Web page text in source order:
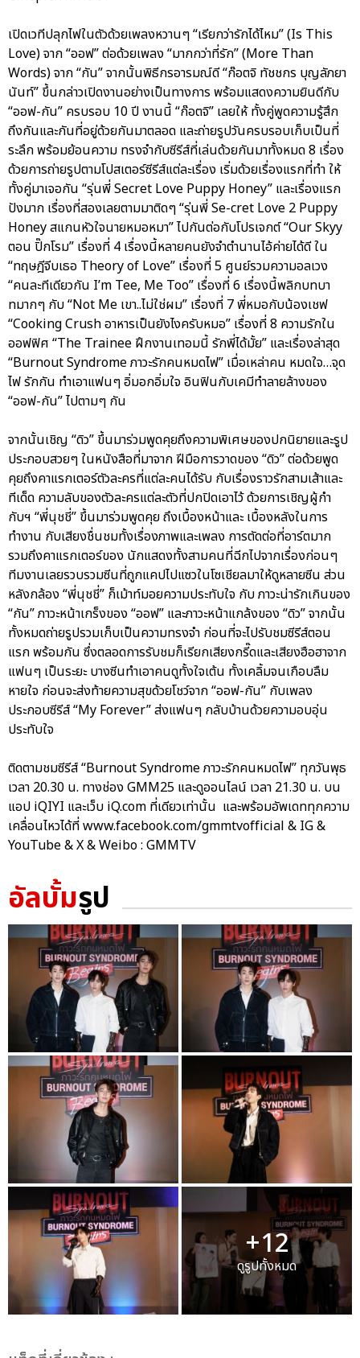
เปิดเวทีปลุกไฟในตัวด้วยเพลงหวานๆ “เรียกว่ารักได้ไหม” (Is This
Love) จาก “ออฟ” ต่อด้วยเพลง “มากกว่าที่รัก” (More Than
Words) จาก “กัน” จากนั้นพิธีกรอารมณ์ดี “ก๊อตจิ ทัชชกร บุญลัภยา
นันท์” ขึ้นกล่าวเปิดงานอย่างเป็นทางการ พร้อมแสดงความยินดีกับ
“ออฟ-กัน” ครบรอบ 10 ปี งานนี้ “ก๊อตจิ” เลยให้ ทั้งคู่พูดความรู้สึก
ถึงกันและกันที่อยู่ด้วยกันมาตลอด และถ่ายรูปวันครบรอบเก็บเป็นที่
ระลึก พร้อมย้อนความ ทรงจำกับซีรีส์ที่เล่นด้วยกันมาทั้งหมด 8 เรื่อง
ด้วยการถ่ายรูปตามโปสเตอร์ซีรีส์แต่ละเรื่อง เริ่มด้วยเรื่องแรกที่ทำ ให้
ทั้งคู่มาเจอกัน “รุ่นพี่ Secret Love Puppy Honey” และเรื่องแรก
ปังมาก เรื่องที่สองเลยตามมาติดๆ “รุ่นพี่ Se-cret Love 2 Puppy
Honey สแกนหัวใจนายหมอหมา” ไปกันต่อกับโปรเจกต์ “Our Skyy
ตอน ปิ๊กโรม” เรื่องที่ 4 เรื่องนี้หลายคนยังจำตำนานไอ้ค่ายได้ดี ใน
“ทฤษฎีจีบเธอ Theory of Love” เรื่องที่ 5 ศูนย์รวมความอลเวง
“คนละทีเดียวกัน I’m Tee, Me Too” เรื่องที่ 6 เรื่องนี้พลิกบทบา
ทมากๆ กับ “Not Me เขา..ไม่ใช่ผม” เรื่องที่ 7 พี่หมอกับน้องเชฟ
“Cooking Crush อาหารเป็นยังไงครับหมอ” เรื่องที่ 8 ความรักใน
ออฟฟิศ “The Trainee ฝึกงานเทอมนี้ รักพี่ได้มั้ย” และเรื่องล่าสุด
“Burnout Syndrome ภาวะรักคนหมดไฟ” เมื่อเหล่าคน หมดใจ…จุด
ไฟ รักกัน ทำเอาแฟนๆ อิ่มอกอิ่มใจ อินฟินกับเคมีทำลายล้างของ
“ออฟ-กัน” ไปตามๆ กัน
จากนั้นเชิญ “ดิว” ขึ้นมาร่วมพูดคุยถึงความพิเศษของปกนิยายและรูป
ประกอบสวยๆ ในหนังสือที่มาจาก ฝีมือการวาดของ “ดิว” ต่อด้วยพูด
คุยถึงคาแรกเตอร์ตัวละครที่แต่ละคนได้รับ กับเรื่องราวรักสามเส้าและ
ทีเด็ด ความลับของตัวละครแต่ละตัวที่ปกปิดเอาไว้ ด้วยการเชิญผู้กำ
กับฯ “พี่นุชชี่” ขึ้นมาร่วมพูดคุย ถึงเบื้องหน้าและ เบื้องหลังในการ
ทำงาน กับเสียงชื่นชมทั้งเรื่องภาพและเพลง การตัดต่อที่อาร์ตมาก
รวมถึงคาแรกเตอร์ของ นักแสดงทั้งสามคนที่ฉีกไปจากเรื่องก่อนๆ
ทีมงานเลยรวบรวมซีนที่ถูกแคปไปแซวในโซเชียลมาให้ดูหลายซีน ส่วน
หลังกล้อง “พี่นุชชี่” ก็เม้าท์มอยความประทับใจ กับ ภาวะน่ารักเกินของ
“กัน” ภาวะหน้าเกร็งของ “ออฟ” และภาวะหน้าแกล้งของ “ดิว” จากนั้น
ทั้งหมดถ่ายรูปรวมเก็บเป็นความทรงจำ ก่อนที่จะไปรับชมซีรีส์ตอน
แรก พร้อมกัน ซึ่งตลอดการรับชมก็เรียกเสียงกรี๊ดและเสียงฮือฮาจาก
แฟนๆ เป็นระยะ บางซีนทำเอาคนดูทั้งใจเต้น ทั้งเคลิ้มจนเกือบลืม
หายใจ ก่อนจะส่งท้ายความสุขด้วยโชว์จาก “ออฟ-กัน” กับเพลง
ประกอบซีรีส์ “My Forever” ส่งแฟนๆ กลับบ้านด้วยความอบอุ่น
ประทับใจ
ติดตามชมซีรีส์ “Burnout Syndrome ภาวะรักคนหมดไฟ” ทุกวันพุธ
เวลา 20.30 น. ทางช่อง GMM25 และดูออนไลน์ เวลา 21.30 น. บน
แอป iQIYI และเว็บ iQ.com ที่เดียวเท่านั้น และพร้อมอัพเดททุกความ
เคลื่อนไหวได้ที่ www.facebook.com/gmmtvofficial & IG &
YouTube & X & Weibo : GMMTV
อัลบั้มรูป
+12
ดูรูปทั้งหมด